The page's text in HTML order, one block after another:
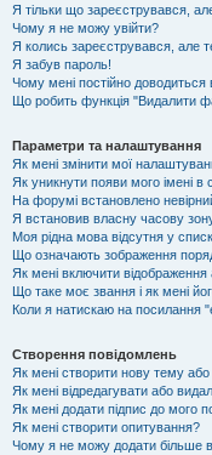
Я тільки що зареєструвався,
Чому я не можу увійти?
Я колись зареєструвався, але
Я забув пароль!
Чому мені постійно доводиться
Що робить функція "Видалити
Параметри та налаштування
Як мені змінити мої
Як уникнути появи мого імені
На форумі встановлено
Я встановив власну часову
Моя рідна мова відсутня у
Що означають зображення
Як мені включити відображення
Що таке моє звання і як мені
Коли я натискаю на посилання
Створення повідомлень
Як мені створити нову тему
Як мені відредагувати або
Як мені додати підпис до мого
Як мені створити опитування?
Чому я не можу додати більше